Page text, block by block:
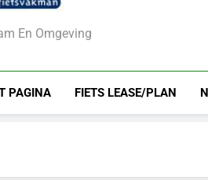
En Omgeving
PAGINA FIETS LEASE/PLAN